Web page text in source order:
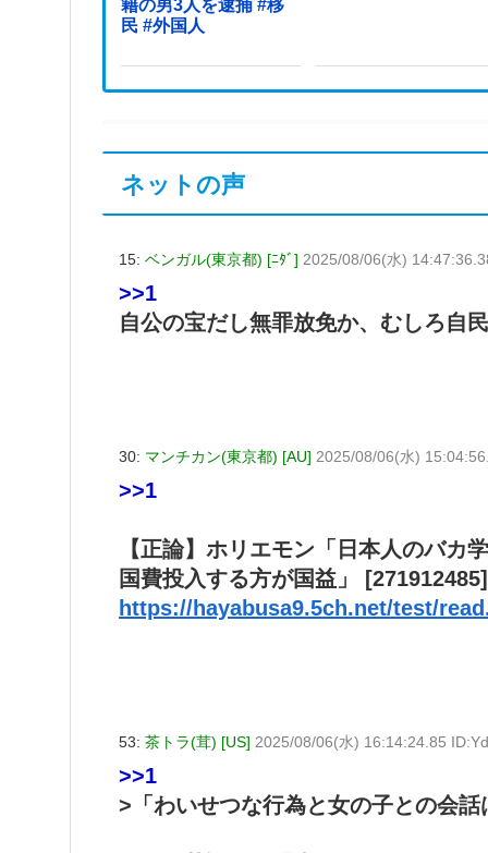
籍の男3人を逮捕 #移
民 #外国人
ネットの声
15: ベンガル(東京都) [ﾆﾀﾞ] 2025/08/06(水)
>>1
自公の宝だし無罪放免か、むしろ自
30: マンチカン(東京都) [AU] 2025/08/06(水)
>>1
【正論】ホリエモン「日本人のバカ
国費投入する方が国益」 [271912485]
https://hayabusa9.5ch.net/test/
53: 茶トラ(茸) [US] 2025/08/06(水) 16:14:24.85
>>1
>「わいせつな行為と女の子との会